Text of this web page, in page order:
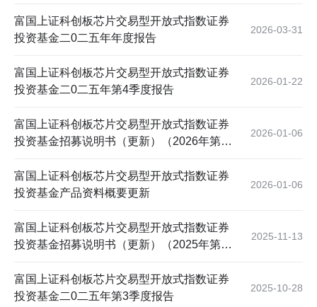
富国上证科创板芯片交易型开放式指数证券
投资基金二0二五年年度报告
2026-03-31
富国上证科创板芯片交易型开放式指数证券
投资基金二0二五年第4季度报告
2026-01-22
富国上证科创板芯片交易型开放式指数证券
投资基金招募说明书（更新）（2026年第1
2026-01-06
富国上证科创板芯片交易型开放式指数证券
投资基金产品资料概要更新
2026-01-06
富国上证科创板芯片交易型开放式指数证券
投资基金招募说明书（更新）（2025年第1
2025-11-13
富国上证科创板芯片交易型开放式指数证券
投资基金二0二五年第3季度报告
2025-10-28